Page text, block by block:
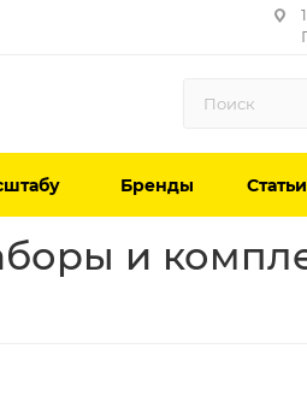
Бренды Статьи
и